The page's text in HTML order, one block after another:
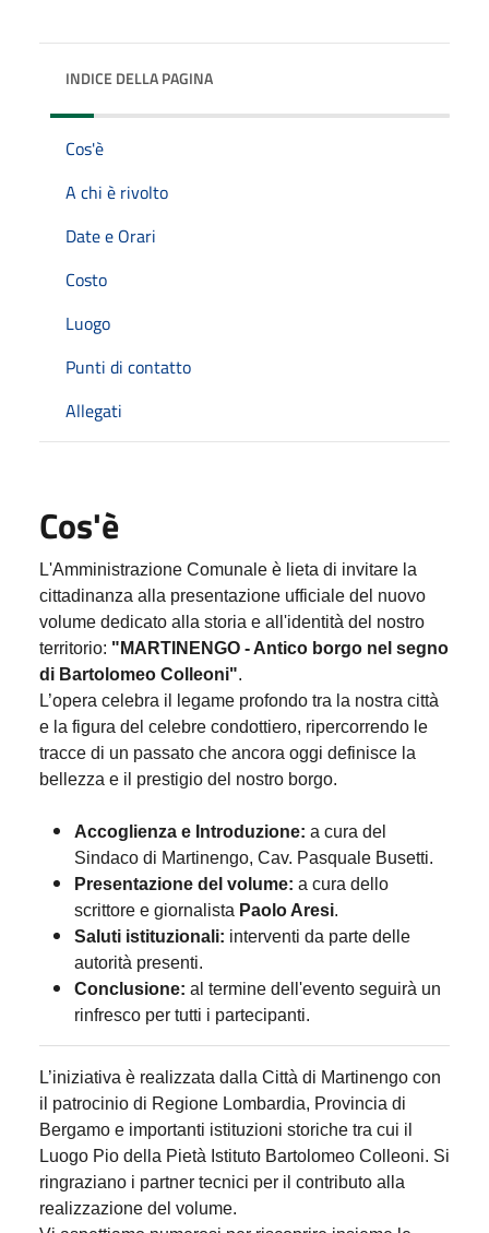
INDICE DELLA PAGINA
Cos'è
A chi è rivolto
Date e Orari
Costo
Luogo
Punti di contatto
Allegati
Cos'è
L'Amministrazione Comunale è lieta di invitare la
cittadinanza alla presentazione ufficiale del nuovo
volume dedicato alla storia e all'identità del nostro
territorio: "MARTINENGO - Antico borgo nel segno
di Bartolomeo Colleoni".
L’opera celebra il legame profondo tra la nostra città
e la figura del celebre condottiero, ripercorrendo le
tracce di un passato che ancora oggi definisce la
bellezza e il prestigio del nostro borgo.
Accoglienza e Introduzione: a cura del
Sindaco di Martinengo, Cav. Pasquale Busetti.
Presentazione del volume: a cura dello
scrittore e giornalista Paolo Aresi.
Saluti istituzionali: interventi da parte delle
autorità presenti.
Conclusione: al termine dell'evento seguirà un
rinfresco per tutti i partecipanti.
L’iniziativa è realizzata dalla Città di Martinengo con
il patrocinio di Regione Lombardia, Provincia di
Bergamo e importanti istituzioni storiche tra cui il
Luogo Pio della Pietà Istituto Bartolomeo Colleoni. Si
ringraziano i partner tecnici per il contributo alla
realizzazione del volume.